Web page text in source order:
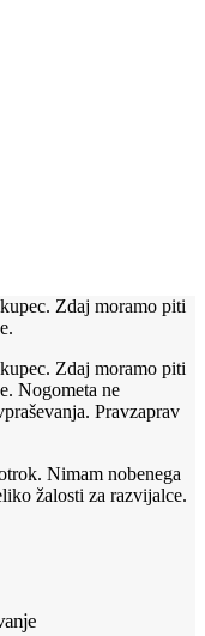
Zdaj moramo piti
Zdaj moramo piti
Nogometa ne
Pravzaprav
Nimam nobenega
žalosti za razvijalce.